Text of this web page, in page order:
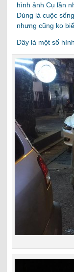
hình ảnh Cụ lần
Đúng là cuộc
nhưng cũng ko
Đây là một số